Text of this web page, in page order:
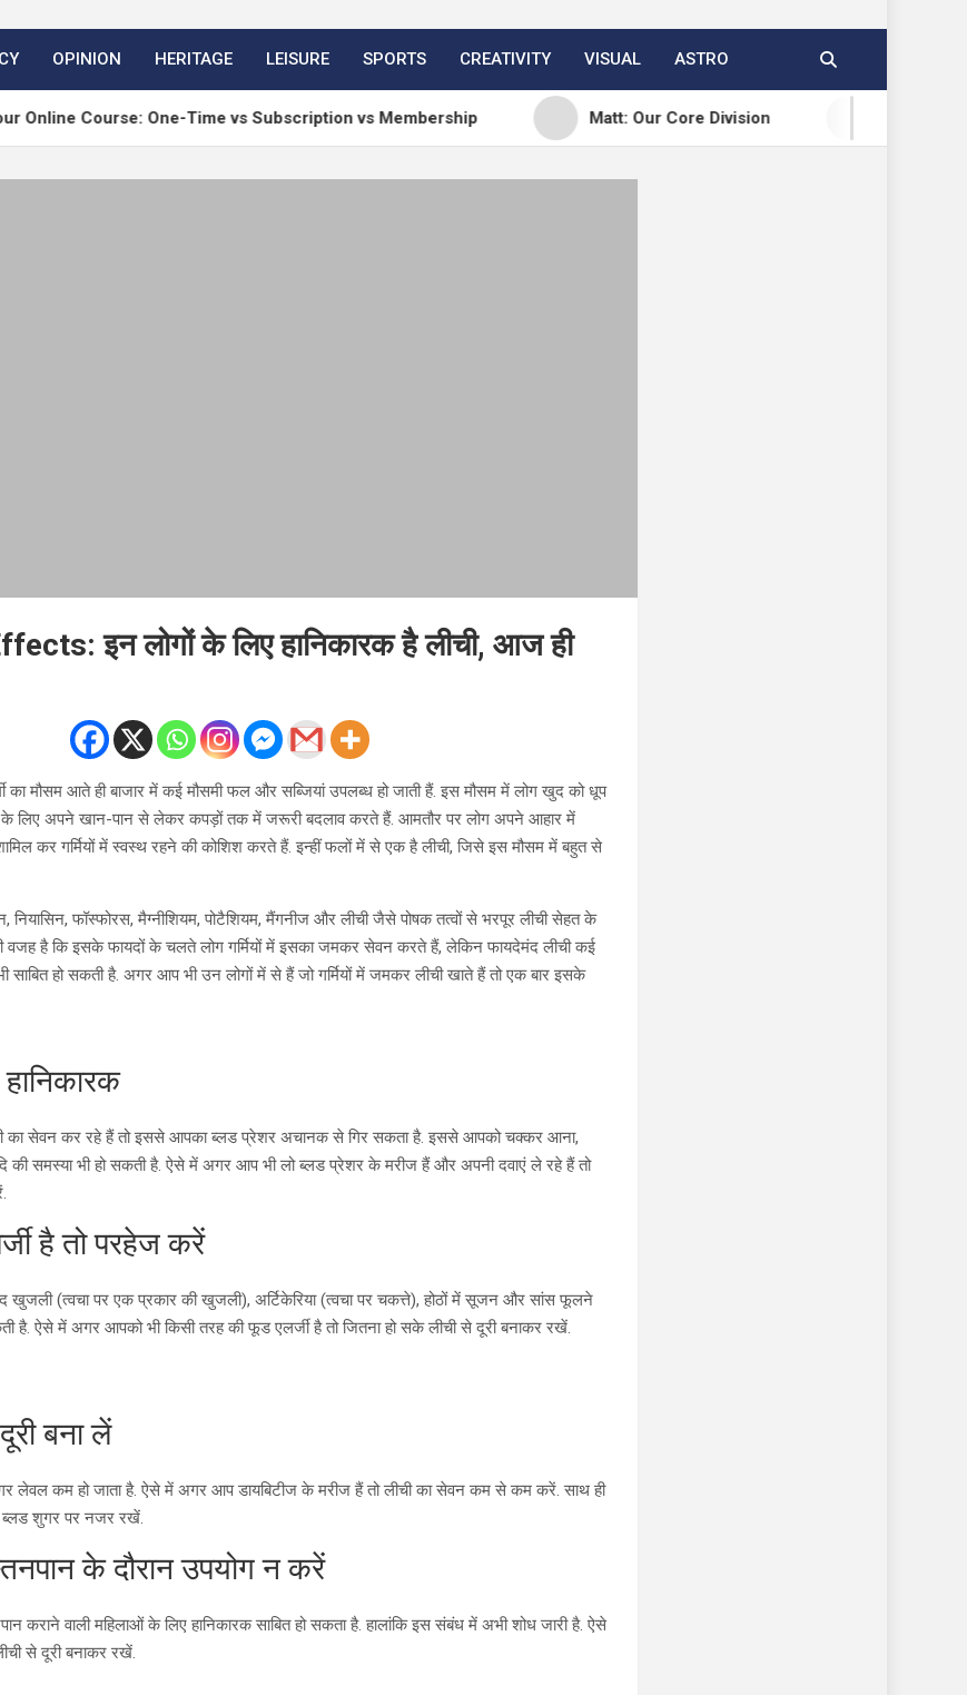
OPINION HERITAGE LEISURE SPORTS CREATIVITY VISUAL ASTRO
One-Time vs Subscription vs Membership Matt: Our Core Division
इन लोगों के लिए हानिकारक है लीची, आज ही
का मौसम आते ही बाजार में कई मौसमी फल और सब्जियां उपलब्ध हो जाती हैं. इस मौसम में लोग खुद को धूप
के लिए अपने खान-पान से लेकर कपड़ों तक में जरूरी बदलाव करते हैं. आमतौर पर लोग अपने आहार में
कर गर्मियों में स्वस्थ रहने की कोशिश करते हैं. इन्हीं फलों में से एक है लीची, जिसे इस मौसम में बहुत से
नियासिन, फॉस्फोरस, मैग्नीशियम, पोटैशियम, मैंगनीज और लीची जैसे पोषक तत्वों से भरपूर लीची सेहत के
वजह है कि इसके फायदों के चलते लोग गर्मियों में इसका जमकर सेवन करते हैं, लेकिन फायदेमंद लीची कई
साबित हो सकती है. अगर आप भी उन लोगों में से हैं जो गर्मियों में जमकर लीची खाते हैं तो एक बार इसके
का सेवन कर रहे हैं तो इससे आपका ब्लड प्रेशर अचानक से गिर सकता है. इससे आपको चक्कर आना,
की समस्या भी हो सकती है. ऐसे में अगर आप भी लो ब्लड प्रेशर के मरीज हैं और अपनी दवाएं ले रहे हैं तो
है तो परहेज करें
खुजली (त्वचा पर एक प्रकार की खुजली), अर्टिकेरिया (त्वचा पर चकत्ते), होठों में सूजन और सांस फूलने
है. ऐसे में अगर आपको भी किसी तरह की फूड एलर्जी है तो जितना हो सके लीची से दूरी बनाकर रखें.
बना लें
लेवल कम हो जाता है. ऐसे में अगर आप डायबिटीज के मरीज हैं तो लीची का सेवन कम से कम करें. साथ ही
शुगर पर नजर रखें.
के दौरान उपयोग न करें
कराने वाली महिलाओं के लिए हानिकारक साबित हो सकता है. हालांकि इस संबंध में अभी शोध जारी है. ऐसे
से दूरी बनाकर रखें.